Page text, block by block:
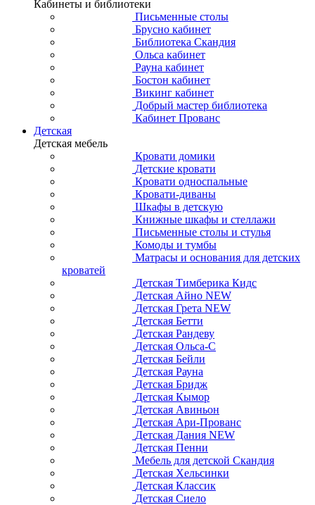
Кабинеты и библиотеки
Письменные столы
Брусно кабинет
Библиотека Скандия
Ольса кабинет
Рауна кабинет
Бостон кабинет
Викинг кабинет
Добрый мастер библиотека
Кабинет Прованс
Детская
Детская мебель
Кровати домики
Детские кровати
Кровати односпальные
Кровати-диваны
Шкафы в детскую
Книжные шкафы и стеллажи
Письменные столы и стулья
Комоды и тумбы
Матрасы и основания для детских
кроватей
Детская Тимберика Кидс
Детская Айно NEW
Детская Грета NEW
Детская Бетти
Детская Рандеву
Детская Ольса-С
Детская Бейли
Детская Рауна
Детская Бридж
Детская Кымор
Детская Авиньон
Детская Ари-Прованс
Детская Дания NEW
Детская Пенни
Мебель для детской Скандия
Детская Хельсинки
Детская Классик
Детская Сиело